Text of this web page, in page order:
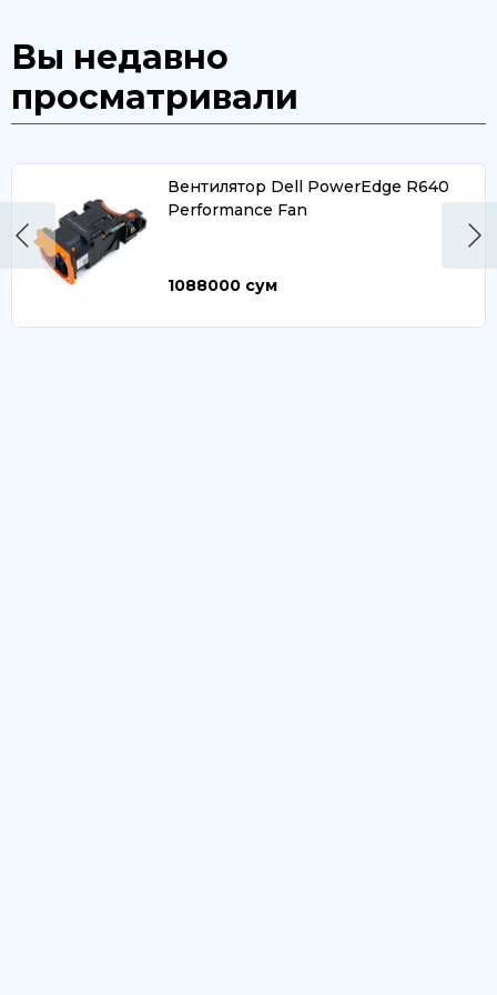
Вы недавно
просматривали
Вентилятор Dell PowerEdge R640
Performance Fan
1088000 сум